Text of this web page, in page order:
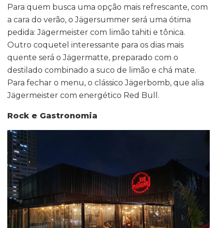
Para quem busca uma opção mais refrescante, com
a cara do verão, o Jägersummer será uma ótima
pedida: Jägermeister com limão tahiti e tônica.
Outro coquetel interessante para os dias mais
quente será o Jägermatte, preparado com o
destilado combinado a suco de limão e chá mate.
Para fechar o menu, o clássico Jägerbomb, que alia
Jägermeister com energético Red Bull.
Rock e Gastronomia